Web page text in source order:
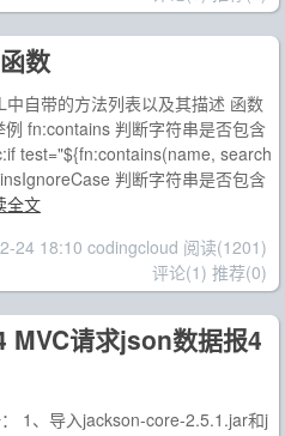
数
自带的方法列表以及其描述 函数
例 fn:contains 判断字符串是否包含
test="${fn:contains(name, search
判断字符串是否包含
全文
24 18:10 codingcloud 阅读(1201)
评论(1) 推荐(0)
MVC请求json数据报4
1、导入jackson-core-2.5.1.jar和j